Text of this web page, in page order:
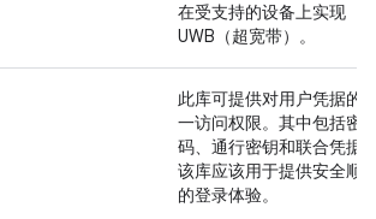
在受支持的设备上实现
UWB（超宽带）。
此库可提供对用户凭据的
一访问权限。其中包括密
码、通行密钥和联合凭据
该库应该用于提供安全顺
的登录体验。